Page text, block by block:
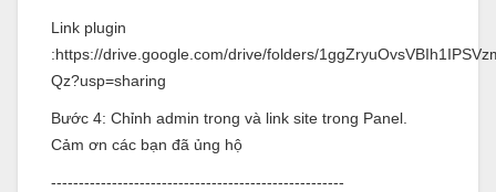
Link plugin
:https://drive.google.com/drive/folders/
Qz?usp=sharing
Bước 4: Chỉnh admin trong và link site trong Panel.
Cảm ơn các bạn đã ủng hộ
-----------------------------------------------------